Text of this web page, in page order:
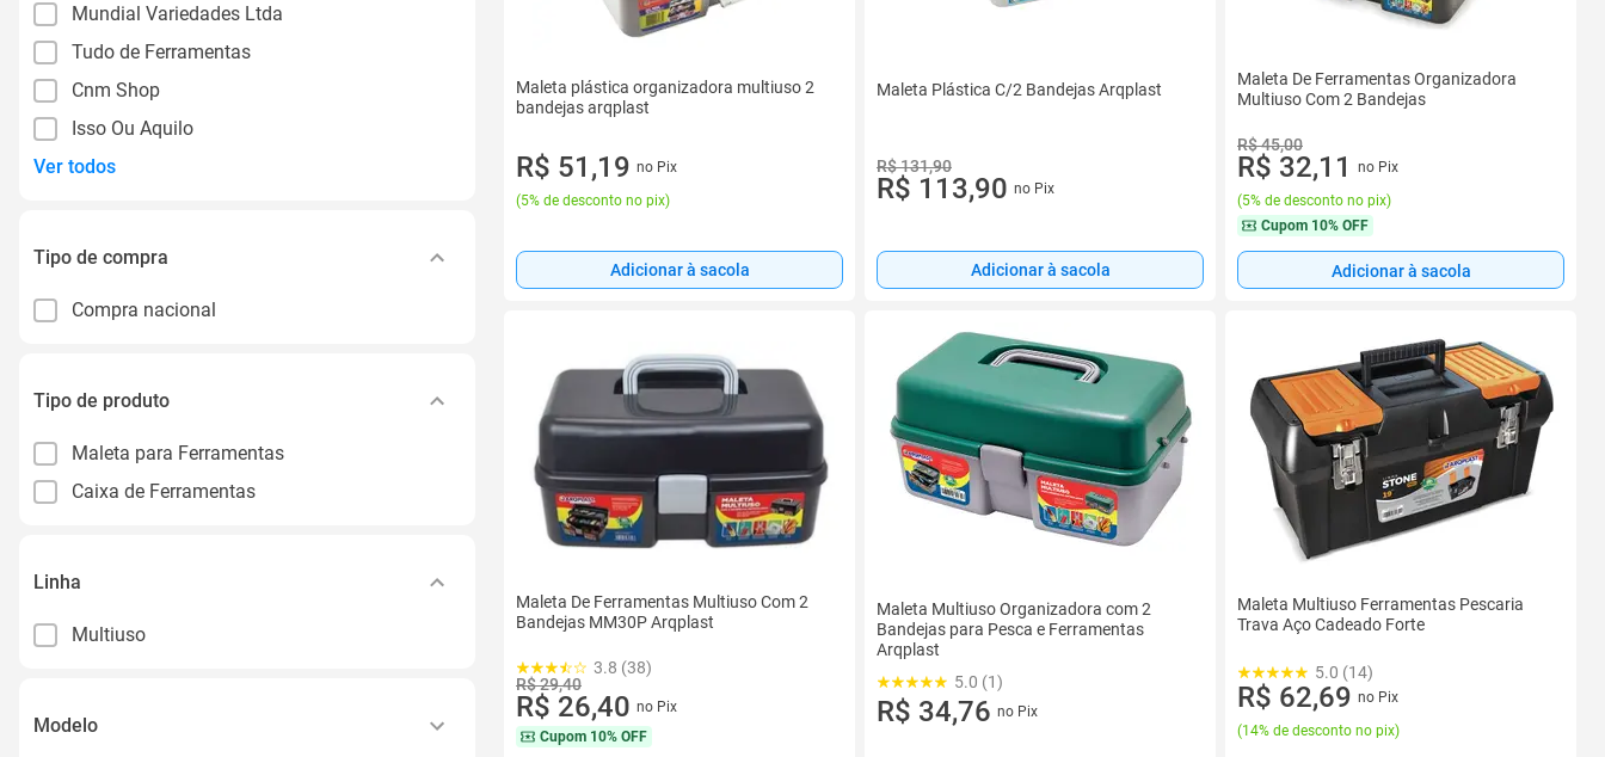
Mundial Variedades Ltda
Tudo de Ferramentas
Cnm Shop
Isso Ou Aquilo
Ver todos
Tipo de compra
Compra nacional
Tipo de produto
Maleta para Ferramentas
Caixa de Ferramentas
Linha
Multiuso
Modelo
Maleta plástica organizadora multiuso 2
bandejas arqplast
R$ 51,19 no Pix
(5% de desconto no pix)
Adicionar à sacola
Maleta Plástica C/2 Bandejas Arqplast
R$ 131,90
R$ 113,90 no Pix
Adicionar à sacola
Maleta De Ferramentas Organizadora
Multiuso Com 2 Bandejas
R$ 45,00
R$ 32,11
no Pix
(5% de desconto no pix)
Cupom 10% OFF
Adicionar à sacola
Maleta De Ferramentas Multiuso Com 2
Bandejas MM30P Arqplast
3.8 (38)
R$ 29,40
R$ 26,40 no Pix
Cupom 10% OFF
Maleta Multiuso Organizadora com 2
Bandejas para Pesca e Ferramentas
Arqplast
5.0 (1)
R$ 34,76 no Pix
Maleta Multiuso Ferramentas Pescaria
Trava Aço Cadeado Forte
5.0 (14)
R$ 62,69 no Pix
(14% de desconto no pix)